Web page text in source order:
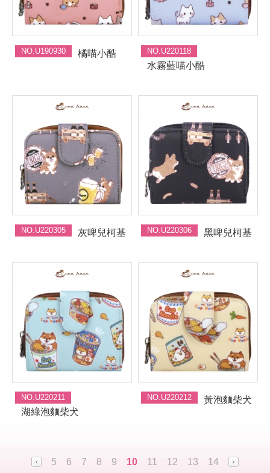
NO.U190930 橘喵小酷 NO.U220118
水霧藍喵小酷
NO.U220305 灰啤兒柯基 NO.U220306 黑啤兒柯基
NO.U220211
湖綠泡麵柴犬
NO.U220212 黃泡麵柴犬
5 6 7 8 9 10 11 12 13 14